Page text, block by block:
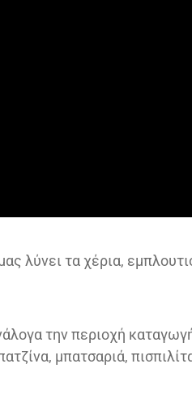
λύνει τα χέρια,
την περιοχή
μπατσαριά,